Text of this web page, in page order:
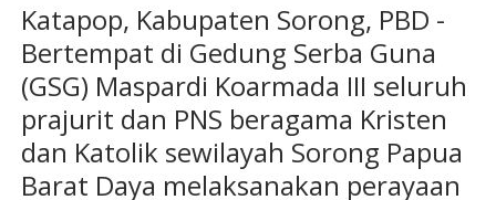
Katapop, Kabupaten Sorong, PBD -
Bertempat di Gedung Serba Guna
(GSG) Maspardi Koarmada III seluruh
prajurit dan PNS beragama Kristen
dan Katolik sewilayah Sorong Papua
Barat Daya melaksanakan perayaan